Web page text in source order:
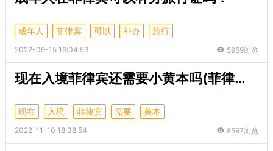
成年人 菲律宾 可以 补办 旅行
2022-09-15 16:04:53 5959浏览
现在入境菲律宾还需要小黄本吗(菲律宾入境最新政策)
现在 入境 菲律宾 需要 黄本
2022-11-10 18:38:54 8597浏览